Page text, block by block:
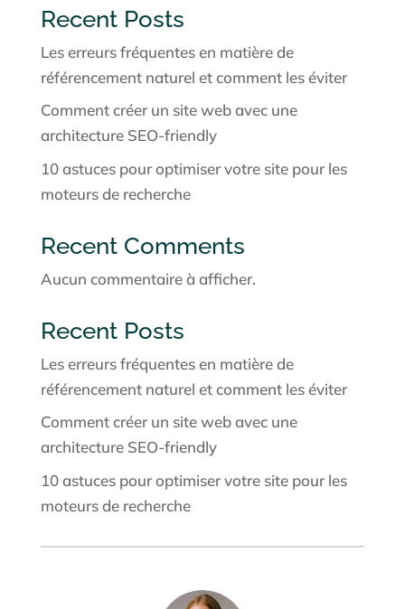
Recent Posts
Les erreurs fréquentes en matière de
référencement naturel et comment les éviter
Comment créer un site web avec une
architecture SEO-friendly
10 astuces pour optimiser votre site pour les
moteurs de recherche
Recent Comments
Aucun commentaire à afficher.
Recent Posts
Les erreurs fréquentes en matière de
référencement naturel et comment les éviter
Comment créer un site web avec une
architecture SEO-friendly
10 astuces pour optimiser votre site pour les
moteurs de recherche